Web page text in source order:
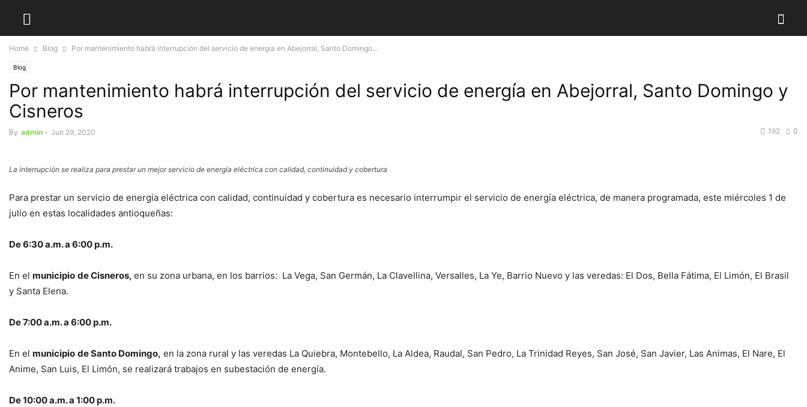
Home Blog Por mantenimiento habrá interrupción del servicio de energía en Abejorral, Santo Domingo...
Blog
Por mantenimiento habrá interrupción del servicio de energía en Abejorral, Santo Domingo y
Cisneros
By admin - Jun 29, 2020 0
192
La interrupción se realiza para prestar un mejor servicio de energía eléctrica con calidad, continuidad y cobertura
Para prestar un servicio de energía eléctrica con calidad, continuidad y cobertura es necesario interrumpir el servicio de energía eléctrica, de manera programada, este miércoles 1 de
julio en estas localidades antioqueñas:
De 6:30 a.m. a 6:00 p.m.
En el municipio de Cisneros, en su zona urbana, en los barrios: La Vega, San Germán, La Clavellina, Versalles, La Ye, Barrio Nuevo y las veredas: El Dos, Bella Fátima, El Limón, El Brasil
y Santa Elena.
De 7:00 a.m. a 6:00 p.m.
En el municipio de Santo Domingo, en la zona rural y las veredas La Quiebra, Montebello, La Aldea, Raudal, San Pedro, La Trinidad Reyes, San José, San Javier, Las Animas, El Nare, El
Anime, San Luis, El Limón, se realizará trabajos en subestación de energía.
De 10:00 a.m. a 1:00 p.m.